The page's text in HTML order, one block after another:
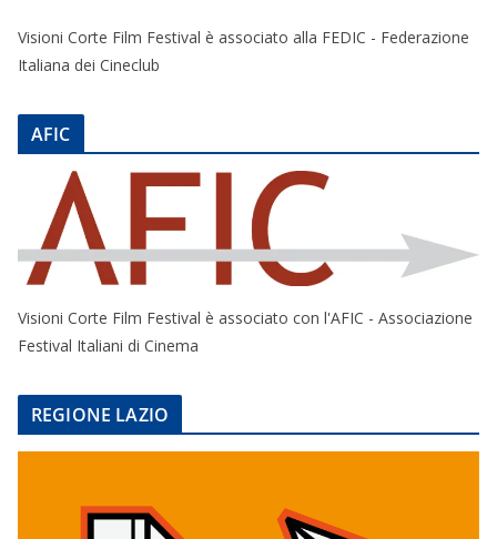
Visioni Corte Film Festival è associato alla FEDIC - Federazione
Italiana dei Cineclub
AFIC
Visioni Corte Film Festival è associato con l'AFIC - Associazione
Festival Italiani di Cinema
REGIONE LAZIO